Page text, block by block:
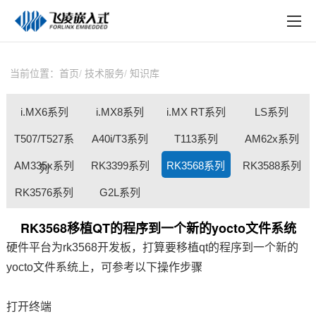
方案定制
天猫商城
新闻中心
在线购买
当前位置： 首页 技术服务 知识库
i.MX6系列 i.MX8系列 i.MX RT系列 LS系列
T507/T527系
列
A40i/T3系列 T113系列 AM62x系列
AM335x系列 RK3399系列 RK3568系列 RK3588系列
RK3576系列 G2L系列
RK3568移植QT的程序到一个新的yocto文件系统
硬件平台为rk3568开发板，打算要移植qt的程序到一个新的
yocto文件系统上，可参考以下操作步骤
打开终端